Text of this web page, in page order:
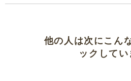
とってもかわいいです
他の人は次にこん
ックしてい